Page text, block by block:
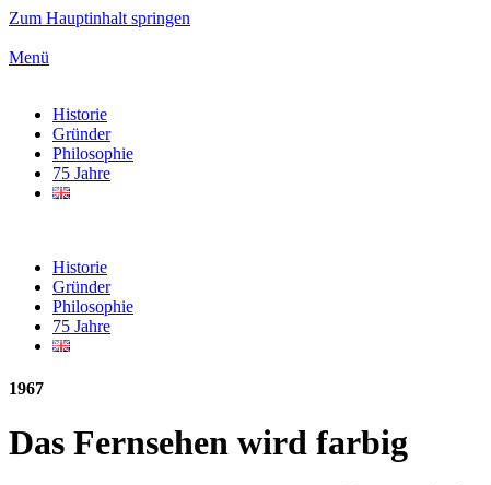
Zum Hauptinhalt springen
Menü
Historie
Gründer
Philosophie
75 Jahre
Historie
Gründer
Philosophie
75 Jahre
1967
Das Fernsehen wird farbig